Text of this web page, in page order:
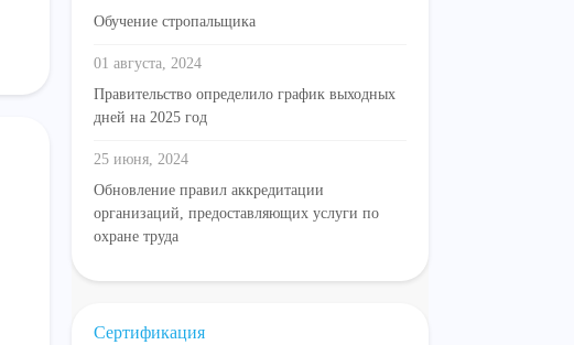
Обучение стропальщика
01 августа, 2024
Правительство определило график выходных
дней на 2025 год
25 июня, 2024
Обновление правил аккредитации
организаций, предоставляющих услуги по
охране труда
Сертификация